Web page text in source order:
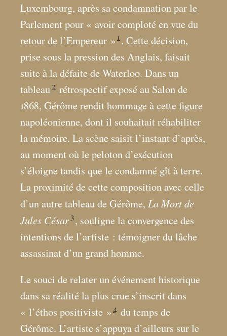
Luxembourg, après sa condamnation par le
Parlement pour « avoir comploté en vue du
retour de l’Empereur » 1 . Cette décision,
prise sous la pression des Anglais, faisait
suite à la défaite de Waterloo. Dans un
tableau 2 rétrospectif exposé au Salon de
1868, Gérôme rendit hommage à cette figure
napoléonienne, dont il souhaitait réhabiliter
la mémoire. La scène saisit l’instant d’après,
au moment où le peloton d’exécution
s’éloigne tandis que le condamné gît à terre.
La proximité de cette composition avec celle
d’un autre tableau de Gérôme, La Mort de
Jules César 3, souligne la convergence des
intentions de l’artiste : témoigner du lâche
assassinat d’un grand homme.
Le souci de relater un événement historique
dans sa réalité la plus crue s’inscrit dans
« l’éthos positiviste » 4 du temps de
Gérôme. L’artiste s’appuya d’ailleurs sur le